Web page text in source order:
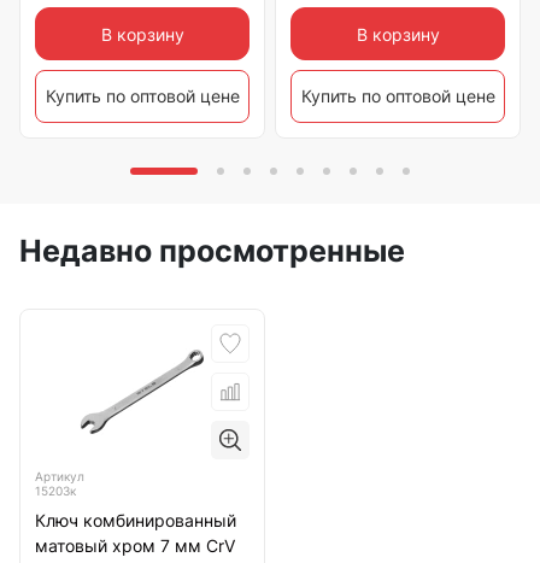
В корзину
Купить по оптовой цене
В корзину
Купить по оптовой цене
Недавно просмотренные
Артикул
15203к
Ключ комбинированный
матовый хром 7 мм CrV